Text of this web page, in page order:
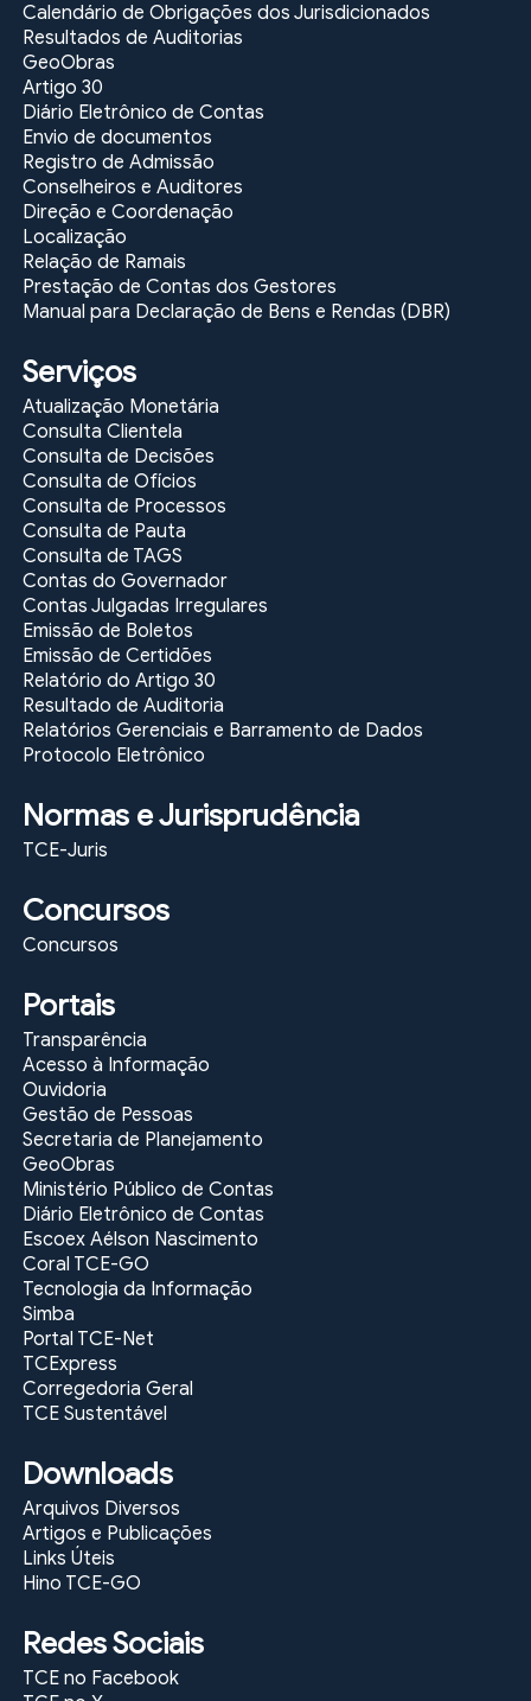
Calendário de Obrigações dos Jurisdicionados
Resultados de Auditorias
GeoObras
Artigo 30
Diário Eletrônico de Contas
Envio de documentos
Registro de Admissão
Conselheiros e Auditores
Direção e Coordenação
Localização
Relação de Ramais
Prestação de Contas dos Gestores
Manual para Declaração de Bens e Rendas (DBR)
Serviços
Atualização Monetária
Consulta Clientela
Consulta de Decisões
Consulta de Ofícios
Consulta de Processos
Consulta de Pauta
Consulta de TAGS
Contas do Governador
Contas Julgadas Irregulares
Emissão de Boletos
Emissão de Certidões
Relatório do Artigo 30
Resultado de Auditoria
Relatórios Gerenciais e Barramento de Dados
Protocolo Eletrônico
Normas e Jurisprudência
TCE-Juris
Concursos
Concursos
Portais
Transparência
Acesso à Informação
Ouvidoria
Gestão de Pessoas
Secretaria de Planejamento
GeoObras
Ministério Público de Contas
Diário Eletrônico de Contas
Escoex Aélson Nascimento
Coral TCE-GO
Tecnologia da Informação
Simba
Portal TCE-Net
TCExpress
Corregedoria Geral
TCE Sustentável
Downloads
Arquivos Diversos
Artigos e Publicações
Links Úteis
Hino TCE-GO
Redes Sociais
TCE no Facebook